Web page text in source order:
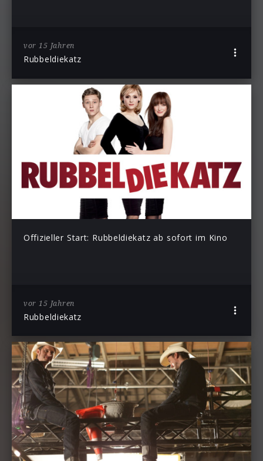
vor 15 Jahren
Rubbeldiekatz
Offizieller Start: Rubbeldiekatz ab sofort im Kino
vor 15 Jahren
Rubbeldiekatz